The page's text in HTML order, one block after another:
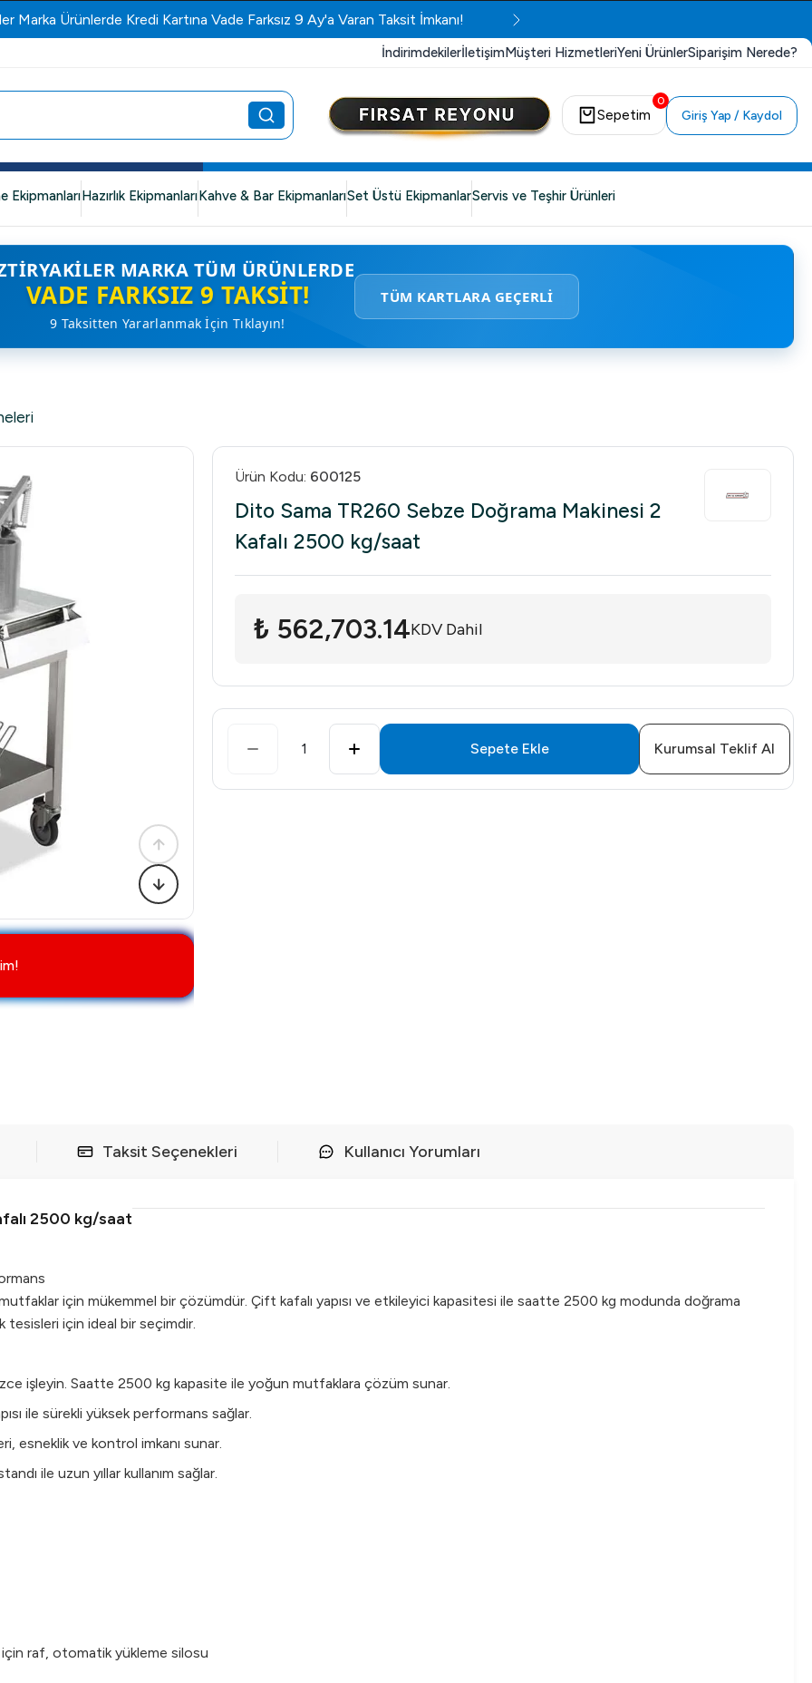
Marka Ürünlerde Kredi Kartına Vade Farksız 9 Ay'a Varan Taksit İmkanı!
İndirimdekilerİletişimMüşteri HizmetleriYeni ÜrünlerSiparişim Nerede?
0
Sepetim Giriş Yap / Kaydol
EkipmanlarıHazırlık EkipmanlarıKahve & Bar EkipmanlarıSet Üstü EkipmanlarServis ve Teşhir Ürünleri
MARKA TÜM ÜRÜNLERDE
VADE FARKSIZ 9 TAKSIT!
9 Taksitten Yararlanmak İçin Tıklayın!
TÜM KARTLARA GEÇERLİ
Ürün Kodu: 600125
Dito Sama TR260 Sebze Doğrama Makinesi 2
Kafalı 2500 kg/saat
₺ 562,703.14KDV Dahil
1 Sepete Ekle Kurumsal Teklif Al
Taksit Seçenekleri Kullanıcı Yorumları
2500 kg/saat
için mükemmel bir çözümdür. Çift kafalı yapısı ve etkileyici kapasitesi ile saatte 2500 kg modunda doğrama
için ideal bir seçimdir.
işleyin. Saatte 2500 kg kapasite ile yoğun mutfaklara çözüm sunar.
ile sürekli yüksek performans sağlar.
esneklik ve kontrol imkanı sunar.
ile uzun yıllar kullanım sağlar.
için raf, otomatik yükleme silosu